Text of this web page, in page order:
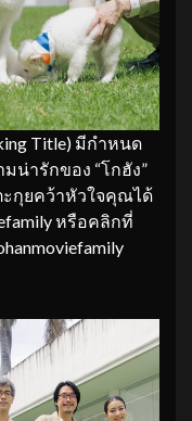
Title) มีกำหนด
น่ารักของ “โกฮัง”
กุยคว้าหัวใจคุณได้
หรือคลิกที่